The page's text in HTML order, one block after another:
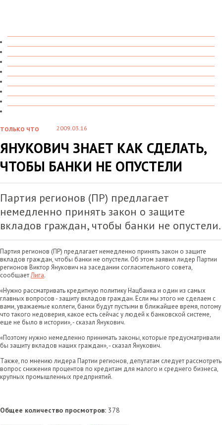
ТОЛЬКО ЧТО 2009.03.16
ЯНУКОВИЧ ЗНАЕТ КАК СДЕЛАТЬ,
ЧТОБЫ БАНКИ НЕ ОПУСТЕЛИ
Партия регионов (ПР) предлагает
немедленно принять закон о защите
вкладов граждан, чтобы банки не опустели.
Партия регионов (ПР) предлагает немедленно принять закон о защите
вкладов граждан, чтобы банки не опустели. Об этом заявил лидер Партии
регионов Виктор Янукович на заседании согласительного совета,
сообщаетЛига.
«Нужно рассматривать кредитную политику Нацбанка и один из самых
главных вопросов - защиту вкладов граждан. Если мы этого не сделаем с
вами, уважаемые коллеги, банки будут пустыми в ближайшее время, потому
что такого недоверия, какое есть сейчас у людей к банковской системе,
еще не было в истории», - сказал Янукович.
«Поэтому нужно немедленно принимать законы, которые предусматривали
бы защиту вкладов наших граждан», - сказал Янукович.
Также, по мнению лидера Партии регионов, депутатам следует рассмотреть
вопрос снижения процентов по кредитам для малого и среднего бизнеса,
крупных промышленных предприятий.
Общее количество просмотров: 378